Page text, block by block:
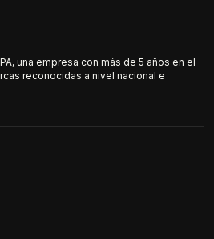
una empresa con más de 5 años en el
reconocidas a nivel nacional e